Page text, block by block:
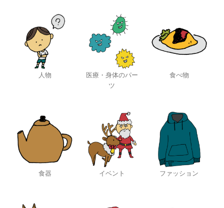
人物
医療・身体のパー
ツ
食べ物
食器 イベント ファッション